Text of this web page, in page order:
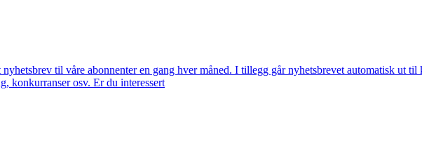
til våre abonnenter en gang hver måned. I tillegg går nyhetsbrevet automatisk ut til
konkurranser osv. Er du interessert